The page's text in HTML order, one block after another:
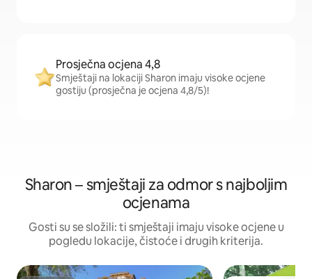
Prosječna ocjena 4,8
Smještaji na lokaciji Sharon imaju visoke ocjene
gostiju (prosječna je ocjena 4,8/5)!
Sharon – smještaji za odmor s najboljim
ocjenama
Gosti su se složili: ti smještaji imaju visoke ocjene u
pogledu lokacije, čistoće i drugih kriterija.